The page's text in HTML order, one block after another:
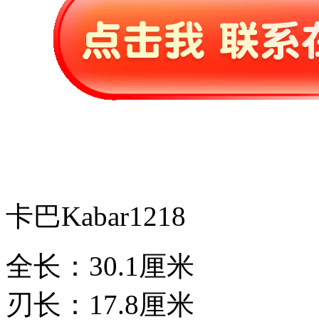
卡巴Kabar1218
全长：30.1厘米
刃长：17.8厘米